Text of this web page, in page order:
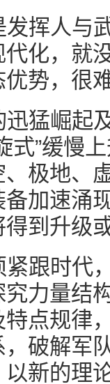
挥人与
化，就
势，很
猛崛起
式”缓慢
极地、
加速涌
到升级
跟时代
力量结
点规律
破解军
新的理